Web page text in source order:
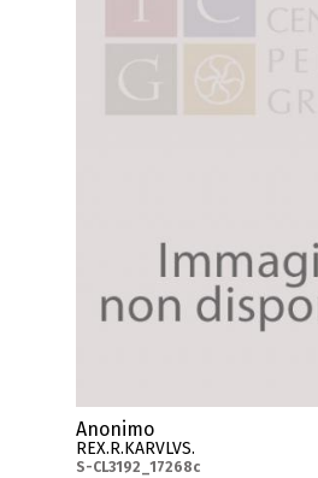
Anonimo
REX.R.KARVLVS.
S-CL3192_17268c